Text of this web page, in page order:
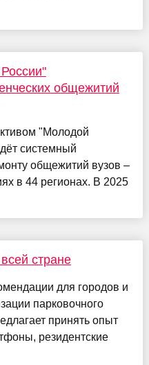
общежитий
"Молодой
системный
общежитий вузов –
в 44 регионах. В 2025
стране
для городов и
парковочного
принять опыт
резидентские